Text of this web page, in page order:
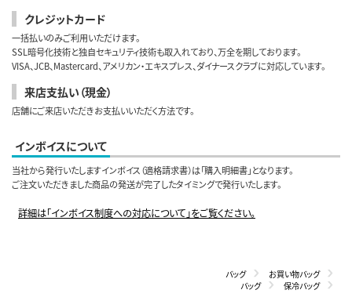
クレジットカード
一括払いのみご利用いただけます。
SSL暗号化技術と独自セキュリティ技術も取入れており、万全を期しております。
VISA、JCB、Mastercard、アメリカン・エキスプレス、ダイナースクラブに対応しています。
来店支払い（現金）
店舗にご来店いただきお支払いいただく方法です。
インボイスについて
当社から発行いたしますインボイス（適格請求書）は「購入明細書」となります。
ご注文いただきました商品の発送が完了したタイミングで発行いたします。
詳細は「インボイス制度への対応について」をご覧ください。
バッグ
お買い物バッグ
バッグ
保冷バッグ